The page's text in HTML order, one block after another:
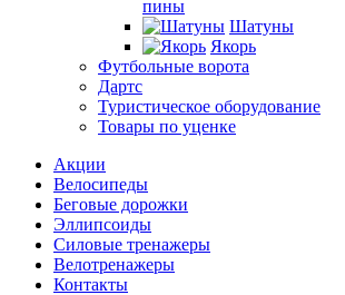
пины
Шатуны
Якорь
Футбольные ворота
Дартс
Туристическое оборудование
Товары по уценке
Акции
Велосипеды
Беговые дорожки
Эллипсоиды
Силовые тренажеры
Велотренажеры
Контакты